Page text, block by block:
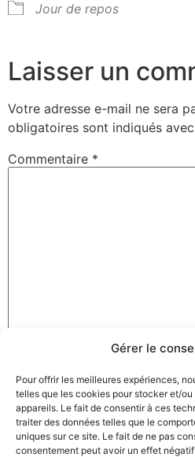
Gérer le
Pour offrir les meilleures expériences,
telles que les cookies pour stocker et/
appareils. Le fait de consentir à ces
traiter des données telles que le
uniques sur ce site. Le fait de ne pas
consentement peut avoir un effet
Jour de repos
Laisser un
Votre adresse e-mail ne sera
obligatoires sont indiqués avec
Commentaire *
E-mail*